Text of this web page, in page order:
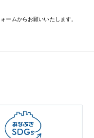
ームからお願いいたします。